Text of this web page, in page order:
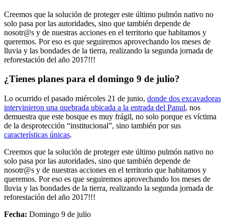
Creemos que la solución de proteger este último pulmón nativo no
solo pasa por las autoridades, sino que también depende de
nosotr@s y de nuestras acciones en el territorio que habitamos y
queremos. Por eso es que seguiremos aprovechando los meses de
lluvia y las bondades de la tierra, realizando la segunda jornada de
reforestación del año 2017!!!
¿Tienes planes para el domingo 9 de julio?
Lo ocurrido el pasado miércoles 21 de junio, donde dos excavadoras
intervinieron una quebrada ubicada a la entrada del Panul, nos
demuestra que este bosque es muy frágil, no solo porque es víctima
de la desprotección “institucional”, sino también por sus
características únicas.
Creemos que la solución de proteger este último pulmón nativo no
solo pasa por las autoridades, sino que también depende de
nosotr@s y de nuestras acciones en el territorio que habitamos y
queremos. Por eso es que seguiremos aprovechando los meses de
lluvia y las bondades de la tierra, realizando la segunda jornada de
reforestación del año 2017!!!
Fecha: Domingo 9 de julio